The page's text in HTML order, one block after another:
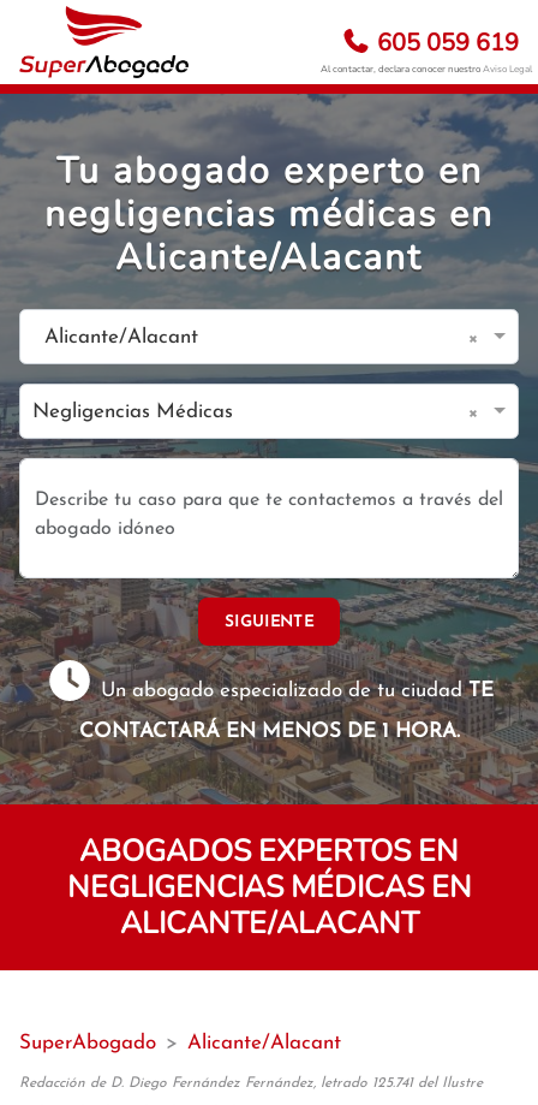
605 059 619
Al contactar, declara conocer nuestroAviso Legal
Tu abogado experto en
negligencias médicas en
Alicante/Alacant
Alicante/Alacant ×
Negligencias Médicas ×
SIGUIENTE
Un abogado especializado de tu ciudadTE
CONTACTARÁ EN MENOS DE 1 HORA.
ABOGADOS EXPERTOS EN
NEGLIGENCIAS MÉDICAS EN
ALICANTE/ALACANT
SuperAbogado > Alicante/Alacant
Redacción de D. Diego Fernández Fernández, letrado 125.741 del Ilustre